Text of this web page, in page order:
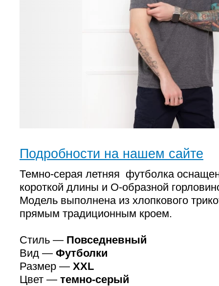
Подробности на нашем сайте
Темно-серая летняя футболка
короткой длины и О-образной
Модель выполнена из хлопкового
прямым традиционным кроем.
Стиль — Повседневный
Вид — Футболки
Размер — XXL
Цвет — темно-серый